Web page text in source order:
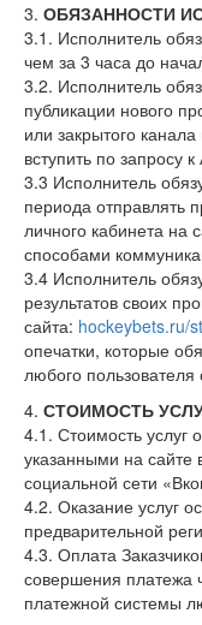
3. ОБЯЗАННОСТИ
3.1. Исполнитель
чем за 3 часа до
3.2. Исполнитель
публикации нового
или закрытого
вступить по запросу
3.3 Исполнитель
периода отправлять
личного кабинета на
способами
3.4 Исполнитель
результатов своих
сайта: hockeybets.ru/
опечатки, которые
любого пользователя
4. СТОИМОСТЬ
4.1. Стоимость услуг
указанными на сайте
социальной сети
4.2. Оказание услуг
предварительной
4.3. Оплата
совершения платежа
платежной системы